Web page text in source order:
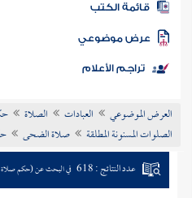
المكتبة
الكتب
موضوعي
تراجم الأعلام
العرض الموضوعي العبادات الصلاة
الصلوات المسنونة المطلقة
صلاة الضحى
عدد النتائج : 618 في البحث عن (حكم